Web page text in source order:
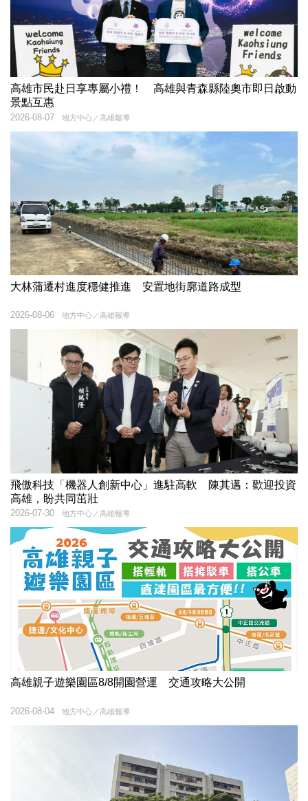
高雄市民赴日享專屬小禮！ 高雄與青森縣陸奧市即日啟動
景點互惠
地方中心／高雄報導
2026-08-07
大林蒲遷村進度穩健推進 安置地街廓道路成型
地方中心／高雄報導
2026-08-06
飛傲科技「機器人創新中心」進駐高軟 陳其邁：歡迎投資
高雄，盼共同茁壯
地方中心／高雄報導
2026-07-30
高雄親子遊樂園區8/8開園營運 交通攻略大公開
地方中心／高雄報導
2026-08-04